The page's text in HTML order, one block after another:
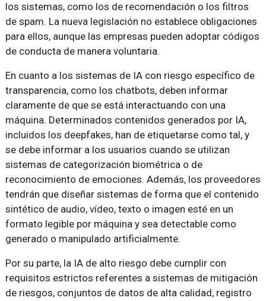
los sistemas, como los de recomendación o los filtros
de spam. La nueva legislación no establece obligaciones
para ellos, aunque las empresas pueden adoptar códigos
de conducta de manera voluntaria.
En cuanto a los sistemas de IA con riesgo específico de
transparencia, como los chatbots, deben informar
claramente de que se está interactuando con una
máquina. Determinados contenidos generados por IA,
incluidos los deepfakes, han de etiquetarse como tal, y
se debe informar a los usuarios cuando se utilizan
sistemas de categorización biométrica o de
reconocimiento de emociones. Además, los proveedores
tendrán que diseñar sistemas de forma que el contenido
sintético de audio, vídeo, texto o imagen esté en un
formato legible por máquina y sea detectable como
generado o manipulado artificialmente.
Por su parte, la IA de alto riesgo debe cumplir con
requisitos estrictos referentes a sistemas de mitigación
de riesgos, conjuntos de datos de alta calidad, registro